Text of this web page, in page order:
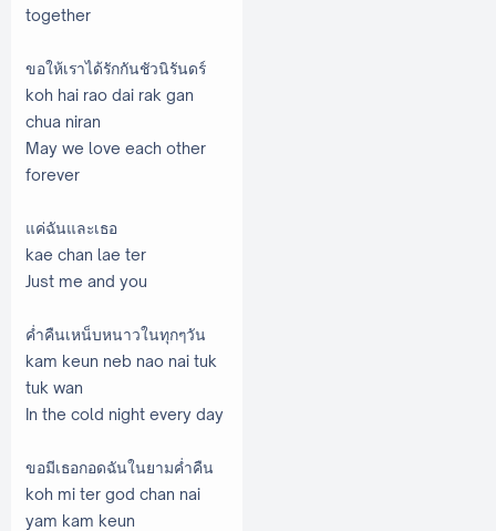
together
ขอให้เราได้รักกันชัวนิรันดร์
koh hai rao dai rak gan
chua niran
May we love each other
forever
แค่ฉันและเธอ
kae chan lae ter
Just me and you
ค่ำคืนเหน็บหนาวในทุกๆวัน
kam keun neb nao nai tuk
tuk wan
In the cold night every day
ขอมีเธอกอดฉันในยามค่ำคืน
koh mi ter god chan nai
yam kam keun